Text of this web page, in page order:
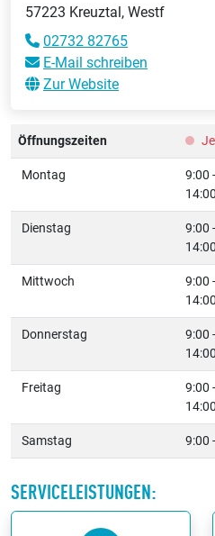
57223 Kreuztal, Westf
02732 82765
E-Mail schreiben
Zur Website
Öffnungszeiten
Montag
9:00
Dienstag
9:00
Mittwoch
9:00
Donnerstag
9:00
Freitag
9:00
Samstag 9:00
SERVICELEISTUNGEN: